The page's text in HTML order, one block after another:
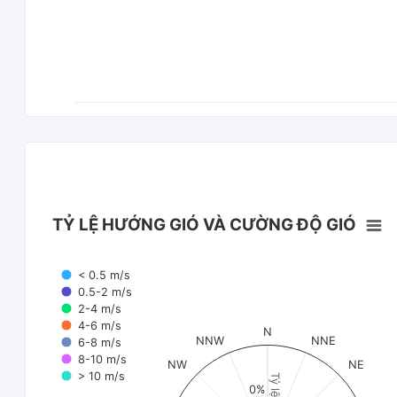
TỶ LỆ HƯỚNG GIÓ VÀ CƯỜNG ĐỘ GIÓ
< 0.5 m/s
0.5-2 m/s
2-4 m/s
4-6 m/s
6-8 m/s
8-10 m/s
> 10 m/s
N
NNE
NE
NW
NNW
0%